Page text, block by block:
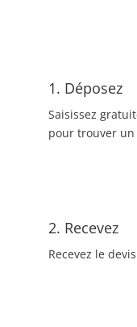
1. Déposez
Saisissez
pour trouver
2. Recevez
Recevez le